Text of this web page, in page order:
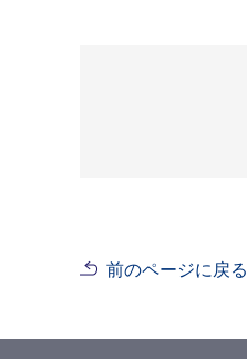
前のページに戻る